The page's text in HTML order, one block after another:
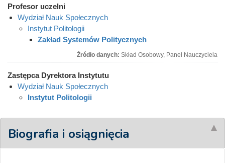
Profesor uczelni
Wydział Nauk Społecznych
Instytut Politologii
Zakład Systemów Politycznych
Źródło danych: Skład Osobowy, Panel Nauczyciela
Zastępca Dyrektora Instytutu
Wydział Nauk Społecznych
Instytut Politologii
Biografia i osiągnięcia